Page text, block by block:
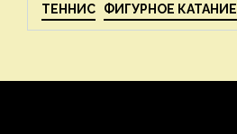
ТЕННИС ФИГУРНОЕ КАТАНИЕ